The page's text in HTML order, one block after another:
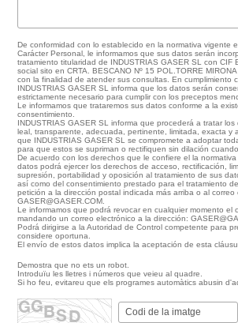
De conformidad con lo establecido en la normativa vigente
Carácter Personal, le informamos que sus datos serán
tratamiento titularidad de INDUSTRIAS GASER SL con CIF
social sito en CRTA. BESCANO Nº 15 POL.TORRE
con la finalidad de atender sus consultas. En cumplimiento
INDUSTRIAS GASER SL informa que los datos serán
estrictamente necesario para cumplir con los preceptos
Le informamos que trataremos sus datos conforme a la
consentimiento.
INDUSTRIAS GASER SL informa que procederá a tratar los
leal, transparente, adecuada, pertinente, limitada, exacta y
que INDUSTRIAS GASER SL se compromete a adoptar
para que estos se supriman o rectifiquen sin dilación
De acuerdo con los derechos que le confiere el la
datos podrá ejercer los derechos de acceso, rectificación,
supresión, portabilidad y oposición al tratamiento de sus
así como del consentimiento prestado para el tratamiento
petición a la dirección postal indicada más arriba o al correo
GASER@GASER.COM.
Le informamos que podrá revocar en cualquier momento el
mandando un correo electrónico a la dirección:
Podrá dirigirse a la Autoridad de Control competente para
considere oportuna.
El envío de estos datos implica la aceptación de esta
Demostra que no ets un robot.
Introduïu les lletres i números que veieu al quadre.
Si ho feu, evitareu que els programes automàtics abusin